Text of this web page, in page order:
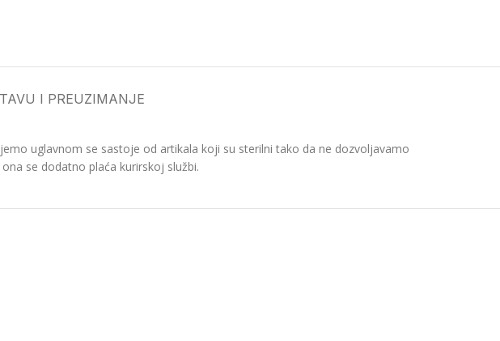
I PREUZIMANJE
uglavnom se sastoje od artikala koji su sterilni tako da ne dozvoljavamo
se dodatno plaća kurirskoj službi.